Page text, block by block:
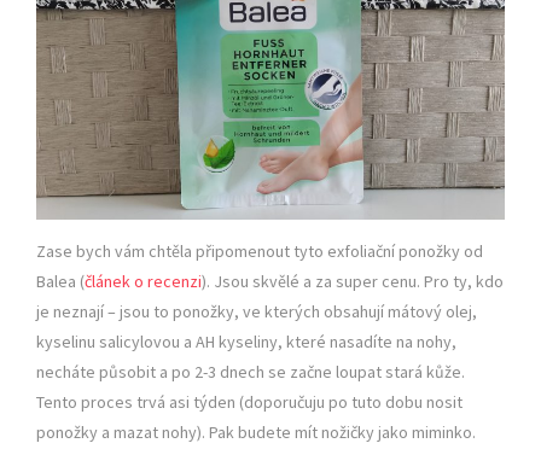
Zase bych vám chtěla připomenout tyto exfoliační ponožky od
Balea (článek o recenzi). Jsou skvělé a za super cenu. Pro ty, kdo
je neznají – jsou to ponožky, ve kterých obsahují mátový olej,
kyselinu salicylovou a AH kyseliny, které nasadíte na nohy,
necháte působit a po 2-3 dnech se začne loupat stará kůže.
Tento proces trvá asi týden (doporučuju po tuto dobu nosit
ponožky a mazat nohy). Pak budete mít nožičky jako miminko.